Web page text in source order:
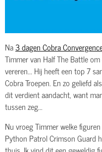
Na3 dagen Cobra
Timmer van Half The Battle
vereren... Hij heeft een top 7
Cobra Troepen. En zo geliefd
dit verdient aandacht, want
tussen zeg...
Nu vroeg Timmer welke
Python Patrol Crimson Guard